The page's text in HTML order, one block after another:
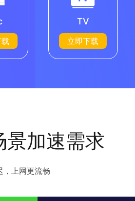
TV
立即下载
加速需求
，上网更流畅